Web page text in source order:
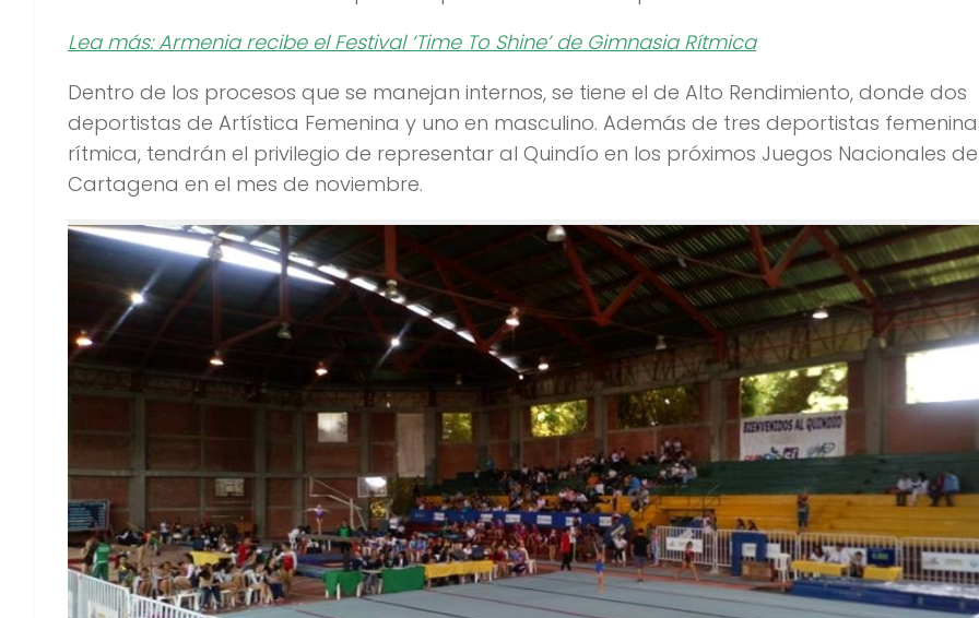
Lea más: Armenia recibe el Festival ‘Time To Shine’ de Gimnasia Rítmica
Dentro de los procesos que se manejan internos, se tiene el de Alto Rendimiento, donde dos
deportistas de Artística Femenina y uno en masculino. Además de tres deportistas
rítmica, tendrán el privilegio de representar al Quindío en los próximos Juegos Nacionales de
Cartagena en el mes de noviembre.